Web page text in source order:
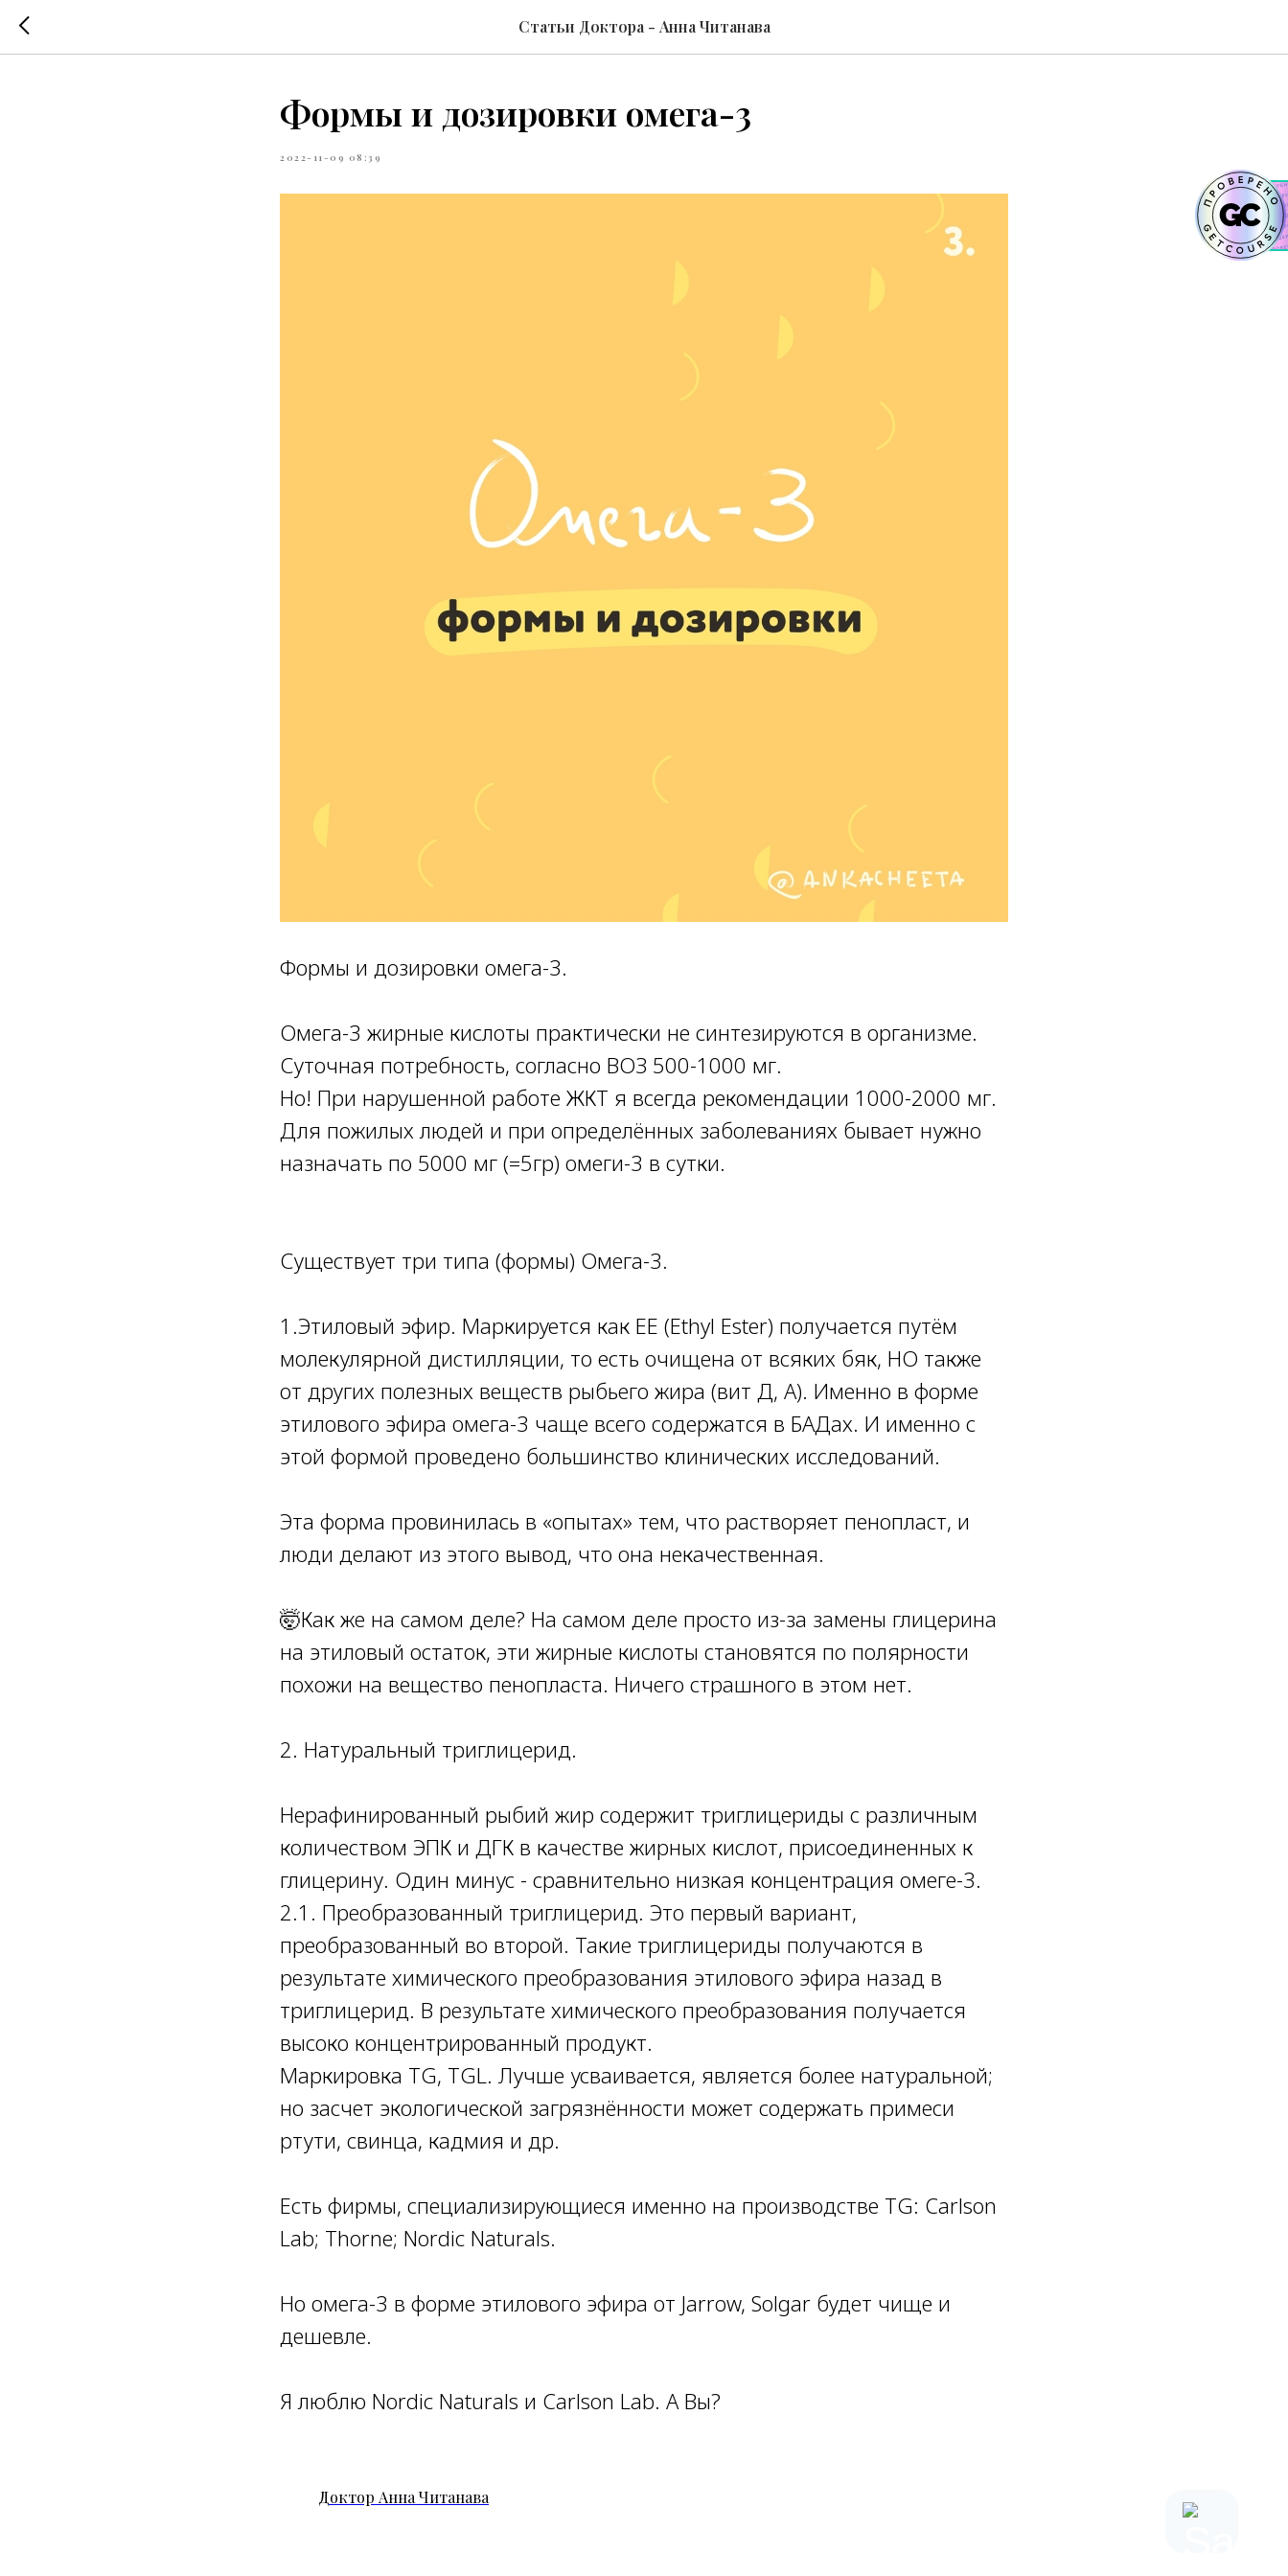
Статьи Доктора - Анна Читанава
Формы и дозировки омега-3
2022-11-09 08:39
Формы и дозировки омега-3.
Омега-3 жирные кислоты практически не синтезируются в организме.
Суточная потребность, согласно ВОЗ 500-1000 мг.
Но! При нарушенной работе ЖКТ я всегда рекомендации 1000-2000 мг.
Для пожилых людей и при определённых заболеваниях бывает нужно
назначать по 5000 мг (=5гр) омеги-3 в сутки.
Существует три типа (формы) Омега-3.
1.Этиловый эфир. Маркируется как ЕЕ (Ethyl Ester) получается путём
молекулярной дистилляции, то есть очищена от всяких бяк, НО также
от других полезных веществ рыбьего жира (вит Д, А). Именно в форме
этилового эфира омега-3 чаще всего содержатся в БАДах. И именно с
этой формой проведено большинство клинических исследований.
Эта форма провинилась в «опытах» тем, что растворяет пенопласт, и
люди делают из этого вывод, что она некачественная.
🤯Как же на самом деле? На самом деле просто из-за замены глицерина
на этиловый остаток, эти жирные кислоты становятся по полярности
похожи на вещество пенопласта. Ничего страшного в этом нет.
2. Натуральный триглицерид.
Нерафинированный рыбий жир содержит триглицериды с различным
количеством ЭПК и ДГК в качестве жирных кислот, присоединенных к
глицерину. Один минус - сравнительно низкая концентрация омеге-3.
2.1. Преобразованный триглицерид. Это первый вариант,
преобразованный во второй. Такие триглицериды получаются в
результате химического преобразования этилового эфира назад в
триглицерид. В результате химического преобразования получается
высоко концентрированный продукт.
Маркировка TG, TGL. Лучше усваивается, является более натуральной;
но засчет экологической загрязнённости может содержать примеси
ртути, свинца, кадмия и др.
Есть фирмы, специализирующиеся именно на производстве TG: Carlson
Lab; Thorne; Nordic Naturals.
Но омега-3 в форме этилового эфира от Jarrow, Solgar будет чище и
дешевле.
Я люблю Nordic Naturals и Carlson Lab. А Вы?
Доктор Анна Читанава